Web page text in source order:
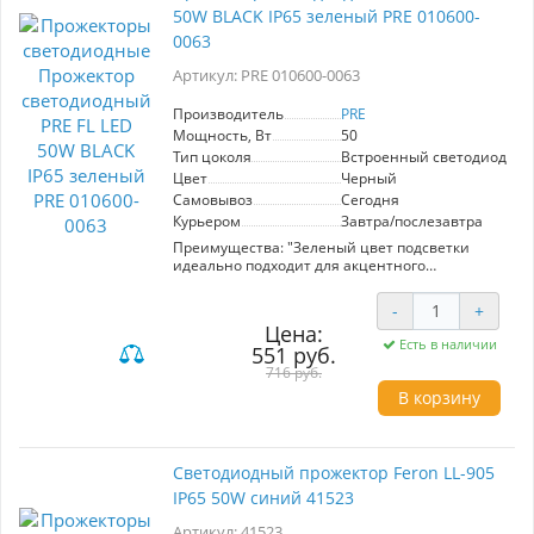
размеры 140x100x26 мм и возможность
монтажа на кронштейн упрощают установку.
Feron LL-942 – оптимальный выбор для
эффективного и надёжного освещения.
50W BLACK IP65 зеленый PRE 010600-
0063
Артикул: PRE 010600-0063
Производитель
PRE
Мощность, Вт
50
Тип цоколя
Встроенный светодиод
Цвет
Черный
Самовывоз
Сегодня
Курьером
Завтра/послезавтра
Преимущества: "Зеленый цвет подсветки
идеально подходит для акцентного
- Высокая степень пылевлагозащиты - IP65
- Мгновенное включение (максимальный
световой поток сразу после включения)
- Длительный срок службы (30 000 часов)
- Прочный алюминиевый корпус устойчив к
- Высокая светооотдача при низком
энергопотреблении
- Радиаторные пластины обеспечивают
качественное отведение тепла от светодиодов
Цена:
551 руб.
716 руб.
- +
Есть в наличии
В корзину
Светодиодный прожектор Feron LL-905
IP65 50W синий 41523